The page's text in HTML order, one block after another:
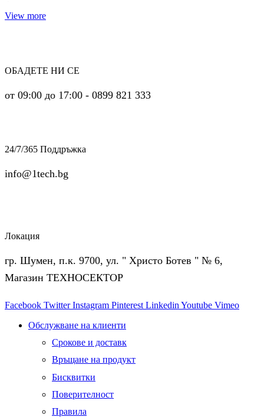
View more
ОБАДЕТЕ НИ СЕ
от 09:00 до 17:00 - 0899 821 333
24/7/365 Поддръжка
info@1tech.bg
Локация
гр. Шумен, п.к. 9700, ул. " Христо Ботев " № 6,
Магазин ТЕХНОСЕКТОР
Facebook Twitter Instagram Pinterest Linkedin Youtube Vimeo
Обслужване на клиенти
Срокове и доставк
Връщане на продукт
Бисквитки
Поверителност
Правила